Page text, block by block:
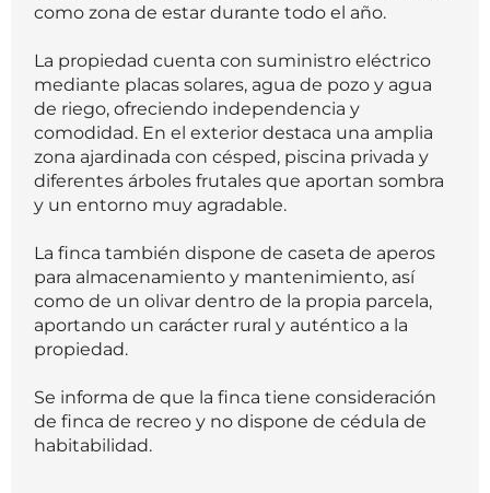
como zona de estar durante todo el año.
La propiedad cuenta con suministro eléctrico
mediante placas solares, agua de pozo y agua
de riego, ofreciendo independencia y
comodidad. En el exterior destaca una amplia
zona ajardinada con césped, piscina privada y
diferentes árboles frutales que aportan sombra
y un entorno muy agradable.
La finca también dispone de caseta de aperos
para almacenamiento y mantenimiento, así
como de un olivar dentro de la propia parcela,
aportando un carácter rural y auténtico a la
propiedad.
Se informa de que la finca tiene consideración
de finca de recreo y no dispone de cédula de
habitabilidad.